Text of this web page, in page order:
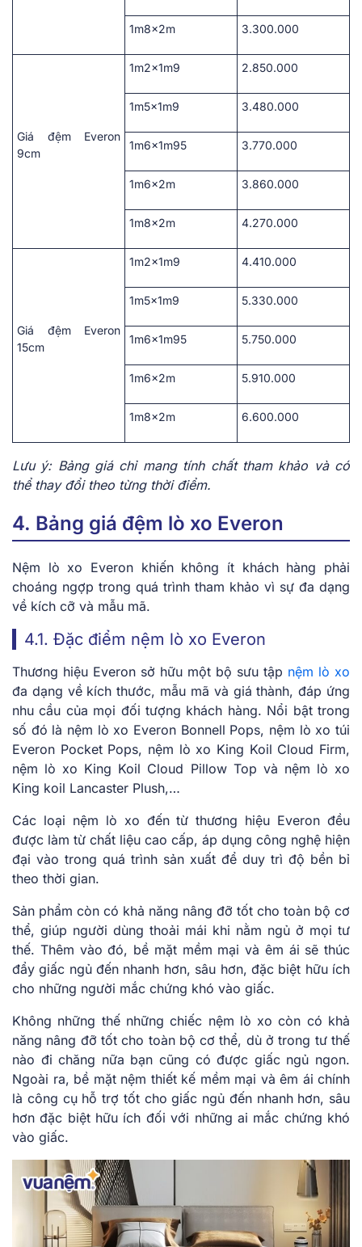
1m8x2m 3.300.000
Giá đệm Everon
9cm
1m2x1m9 2.850.000
1m5x1m9 3.480.000
1m6x1m95 3.770.000
1m6x2m 3.860.000
1m8x2m 4.270.000
Giá đệm Everon
15cm
1m2x1m9 4.410.000
1m5x1m9 5.330.000
1m6x1m95 5.750.000
1m6x2m 5.910.000
1m8x2m 6.600.000
Lưu ý: Bảng giá chỉ mang tính chất tham khảo và có
thể thay đổi theo từng thời điểm.
4. Bảng giá đệm lò xo Everon
Nệm lò xo Everon khiến không ít khách hàng phải
choáng ngợp trong quá trình tham khảo vì sự đa dạng
về kích cỡ và mẫu mã.
4.1. Đặc điểm nệm lò xo Everon
Thương hiệu Everon sở hữu một bộ sưu tập nệm lò xo
đa dạng về kích thước, mẫu mã và giá thành, đáp ứng
nhu cầu của mọi đối tượng khách hàng. Nổi bật trong
số đó là nệm lò xo Everon Bonnell Pops, nệm lò xo túi
Everon Pocket Pops, nệm lò xo King Koil Cloud Firm,
nệm lò xo King Koil Cloud Pillow Top và nệm lò xo
King koil Lancaster Plush,…
Các loại nệm lò xo đến từ thương hiệu Everon đều
được làm từ chất liệu cao cấp, áp dụng công nghệ hiện
đại vào trong quá trình sản xuất để duy trì độ bền bỉ
theo thời gian.
Sản phẩm còn có khả năng nâng đỡ tốt cho toàn bộ cơ
thể, giúp người dùng thoải mái khi nằm ngủ ở mọi tư
thế. Thêm vào đó, bề mặt mềm mại và êm ái sẽ thúc
đẩy giấc ngủ đến nhanh hơn, sâu hơn, đặc biệt hữu ích
cho những người mắc chứng khó vào giấc.
Không những thế những chiếc nệm lò xo còn có khả
năng nâng đỡ tốt cho toàn bộ cơ thể, dù ở trong tư thế
nào đi chăng nữa bạn cũng có được giấc ngủ ngon.
Ngoài ra, bề mặt nệm thiết kế mềm mại và êm ái chính
là công cụ hỗ trợ tốt cho giấc ngủ đến nhanh hơn, sâu
hơn đặc biệt hữu ích đối với những ai mắc chứng khó
vào giấc.